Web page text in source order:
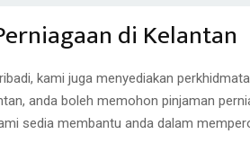
di Kelantan
kami juga menyediakan
anda boleh memohon pinjaman
sedia membantu anda dalam